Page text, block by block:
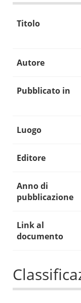
Titolo
Autore
Pubblicato in
Luogo
Editore
Anno di
pubblicazione
Link al
documento